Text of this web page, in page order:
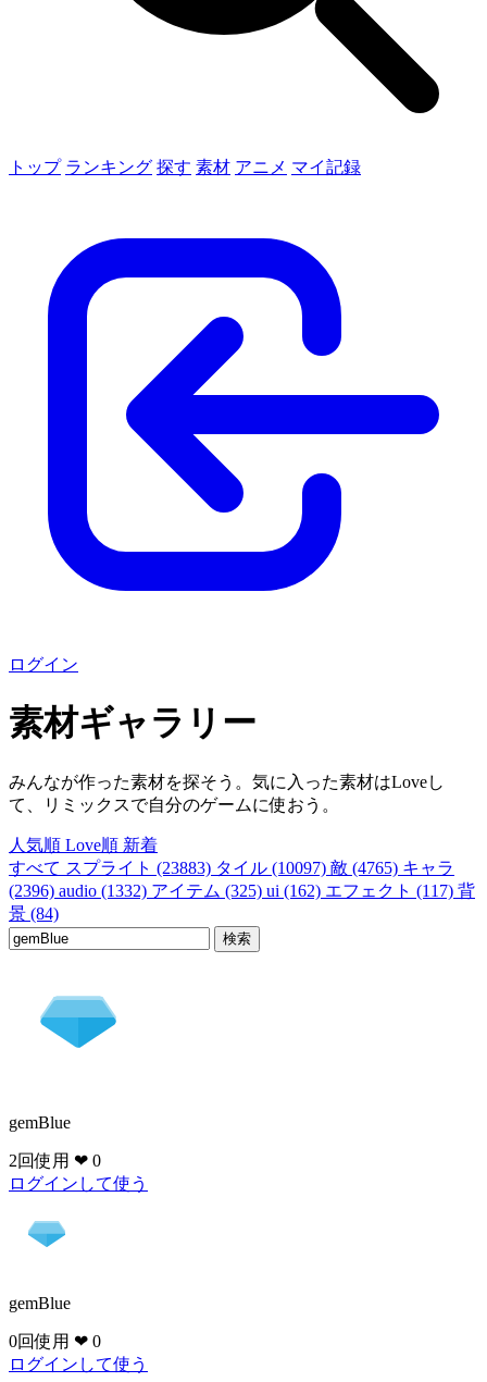
トップ ランキング 探す 素材 アニメ マイ記録
ログイン
素材ギャラリー
みんなが作った素材を探そう。気に入った素材はLoveし
て、リミックスで自分のゲームに使おう。
人気順 Love順 新着
すべて スプライト (23883) タイル (10097) 敵 (4765) キャラ
(2396) audio (1332) アイテム (325) ui (162) エフェクト (117) 背
景 (84)
検索
gemBlue
2回使用 ❤ 0
ログインして使う
gemBlue
0回使用 ❤ 0
ログインして使う